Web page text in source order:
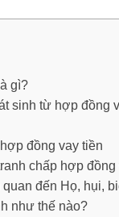
gì?
sinh từ hợp đồng
đồng vay tiền
chấp hợp đồng
đến Họ, hụi,
như thế nào?